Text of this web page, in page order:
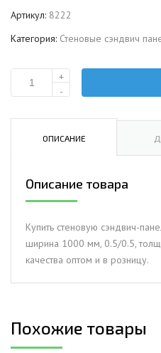
Артикул: 8222
Категория: Стеновые сэндвич
Количество
сэндвич-
ватой,
ширина
0.5/0.5,
толщина
60
+
-
ОПИСАНИЕ
Описание товара
Купить стеновую сэндвич-
ширина 1000 мм, 0.5/0.5,
качества оптом и в розницу.
Похожие товары